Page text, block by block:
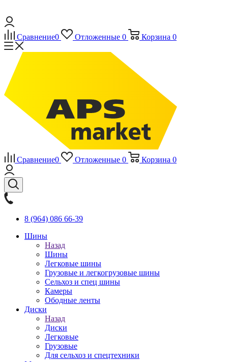
Сравнение0 Отложенные 0 Корзина 0
Сравнение0 Отложенные 0 Корзина 0
8 (964) 086 66-39
Шины
Назад
Шины
Легковые шины
Грузовые и легкогрузовые шины
Сельхоз и спец шины
Камеры
Ободные ленты
Диски
Назад
Диски
Легковые
Грузовые
Для сельхоз и спецтехники